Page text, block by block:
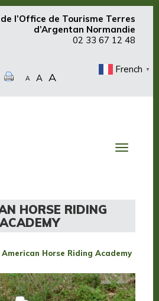
l’Office de Tourisme Terres
d’Argentan Normandie
02 33 67 12 48
A A A
French ▼
Toggle
HORSE RIDING
ACADEMY
American Horse Riding Academy